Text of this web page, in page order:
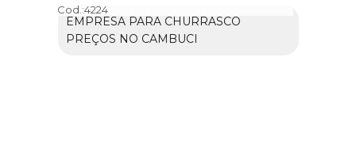
Cod.:4224
EMPRESA PARA CHURRASCO
PREÇOS NO CAMBUCI